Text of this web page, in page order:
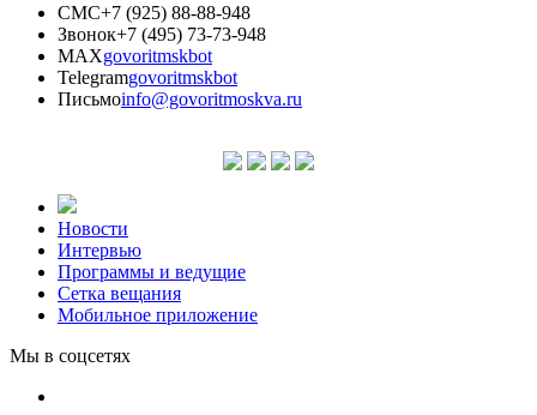
СМС+7 (925) 88-88-948
Звонок+7 (495) 73-73-948
MAXgovoritmskbot
Telegramgovoritmskbot
Письмоinfo@govoritmoskva.ru
Новости
Интервью
Программы и ведущие
Сетка вещания
Мобильное приложение
Мы в соцсетях